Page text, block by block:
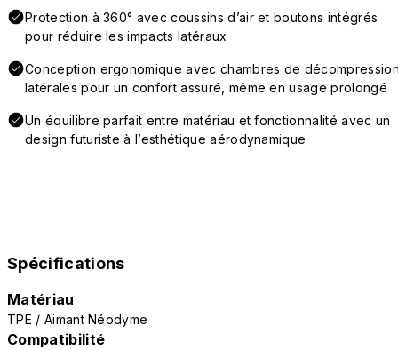
Protection à 360° avec coussins d’air et boutons intégrés
pour réduire les impacts latéraux
Conception ergonomique avec chambres de
latérales pour un confort assuré, même en usage prolongé
Un équilibre parfait entre matériau et fonctionnalité avec un
design futuriste à l’esthétique aérodynamique
Spécifications
Matériau
TPE / Aimant Néodyme
Compatibilité